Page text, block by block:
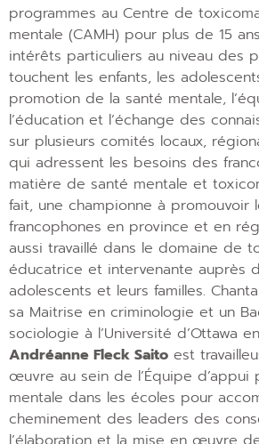
programmes au Centre de
mentale (CAMH) pour plus de 15
intérêts particuliers au niveau des
touchent les enfants, les
promotion de la santé mentale,
l’éducation et l’échange des
sur plusieurs comités locaux,
qui adressent les besoins des
matière de santé mentale et
fait, une championne à promouvoir
francophones en province et en
aussi travaillé dans le domaine de
éducatrice et intervenante auprès
adolescents et leurs familles.
sa Maitrise en criminologie et un
sociologie à l’Université d’Ottawa
Andréanne Fleck Saito est
œuvre au sein de l’Équipe d’appui
mentale dans les écoles pour
cheminement des leaders des